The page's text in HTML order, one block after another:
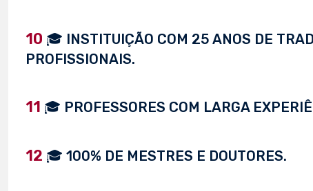
10 🎓 INSTITUIÇÃO COM 25 ANOS DE
PROFISSIONAIS.
11 🎓 PROFESSORES COM LARGA
12 🎓 100% DE MESTRES E DOUTORES.